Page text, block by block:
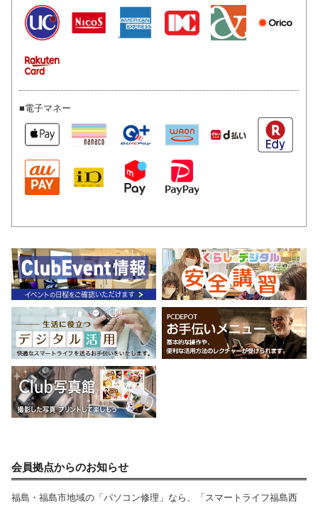
■電子マネー
会員拠点からのお知らせ
福島・福島市地域の「パソコン修理」なら、「スマートライフ福島西